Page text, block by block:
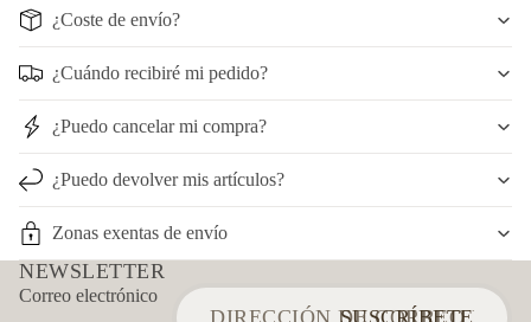
¿Coste de envío?
¿Cuándo recibiré mi pedido?
¿Puedo cancelar mi compra?
¿Puedo devolver mis artículos?
Zonas exentas de envío
NEWSLETTER
Correo electrónico
SUSCRÍBETE
Política de reembolso
Política de privacidad